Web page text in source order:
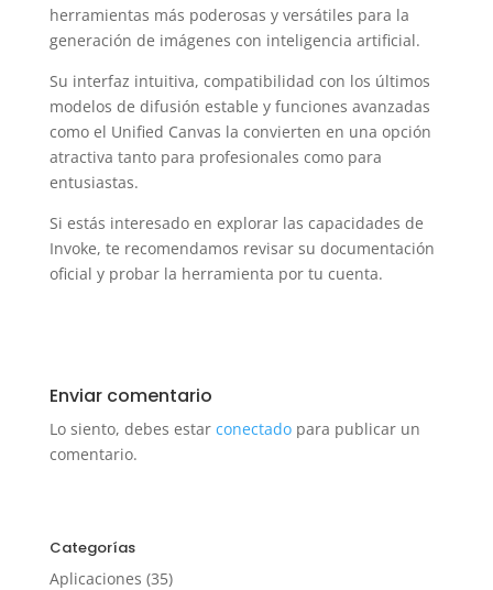
herramientas más poderosas y versátiles para la
generación de imágenes con inteligencia artificial.
Su interfaz intuitiva, compatibilidad con los últimos
modelos de difusión estable y funciones avanzadas
como el Unified Canvas la convierten en una opción
atractiva tanto para profesionales como para
entusiastas.
Si estás interesado en explorar las capacidades de
Invoke, te recomendamos revisar su documentación
oficial y probar la herramienta por tu cuenta.
Enviar comentario
Lo siento, debes estar conectadopara publicar un
comentario.
Categorías
Aplicaciones (35)